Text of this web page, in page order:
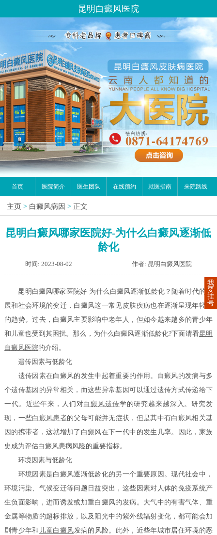
昆明白癜风医院
首页 医院简介 医生团队 在线预约 就医指南 来院路线
主页 > 白癜风病因 > 正文
昆明白癜风哪家医院好-为什么白癜风逐渐低
龄化
时间: 2023-08-02 作者: 昆明白癜风医院
昆明白癜风哪家医院好-为什么白癜风逐渐低龄化？随着时代的发
展和社会环境的变迁，白癜风这一常见皮肤疾病也在逐渐呈现年轻化
的趋势。过去，白癜风主要影响中老年人，但如今越来越多的青少年
和儿童也受到其困扰。那么，为什么白癜风逐渐低龄化?下面请看昆明
白癜风医院的介绍。
遗传因素与低龄化
遗传因素在白癜风的发生中起着重要的作用。白癜风的发病与多
个遗传基因的异常相关，而这些异常基因可以通过遗传方式传递给下
一代。近些年来，人们对白癜风遗传学的研究越来越深入。研究发
现，一些白癜风患者的父母可能并无症状，但是其中有白癜风相关基
因的携带者，这就增加了白癜风在下一代中的发生几率。因此，家族
史成为评估白癜风患病风险的重要指标。
环境因素与低龄化
环境因素是白癜风逐渐低龄化的另一个重要原因。现代社会中，
环境污染、气候变迁等问题日益突出，这些因素对人体的免疫系统产
生负面影响，进而诱发或加重白癜风的发病。大气中的有害气体、重
金属等物质的超标排放，以及阳光中的紫外线辐射变化，都可能会加
剧青少年和 儿童白癜风发病的风险。此外，近些年城市居住环境的恶
我
要
挂
号